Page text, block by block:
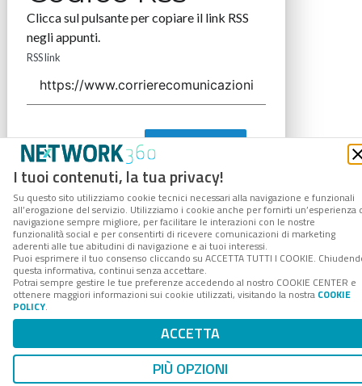
I tuoi contenuti, la tua privacy!
Su questo sito utilizziamo cookie tecnici necessari alla navigazione e funzionali
all’erogazione del servizio. Utilizziamo i cookie anche per fornirti un’esperienza
navigazione sempre migliore, per facilitare le interazioni con le nostre
funzionalità social e per consentirti di ricevere comunicazioni di marketing
aderenti alle tue abitudini di navigazione e ai tuoi interessi.
Puoi esprimere il tuo consenso cliccando su ACCETTA TUTTI I COOKIE.
questa informativa, continui senza accettare.
Potrai sempre gestire le tue preferenze accedendo al nostro COOKIE CENTER e
ottenere maggiori informazioni sui cookie utilizzati, visitando la nostra COOKIE
POLICY.
ACCETTA
PIÙ OPZIONI
Clicca sul pulsante per copiare il link RSS
negli appunti.
RSS link
COPIA LINK